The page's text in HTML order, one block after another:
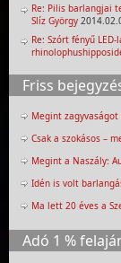
Re: Pilis barlangjai
Slíz György
Re: Szórt fényű
Friss
Megint
Csak a szokásos –
Megint a Naszály:
Idén is volt
Ma lett 20 éves a
Adó 1 %